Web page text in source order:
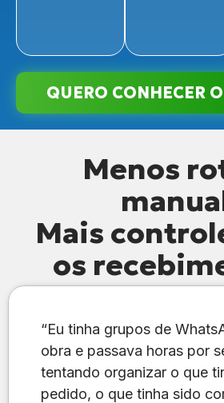
QUERO CONHECER
Menos
Mais
os
“Eu tinha grupos de
obra e passava horas por
tentando organizar o que
pedido, o que tinha sido